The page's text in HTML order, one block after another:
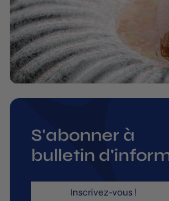
S'abonner à
bulletin
Inscrivez-vous !